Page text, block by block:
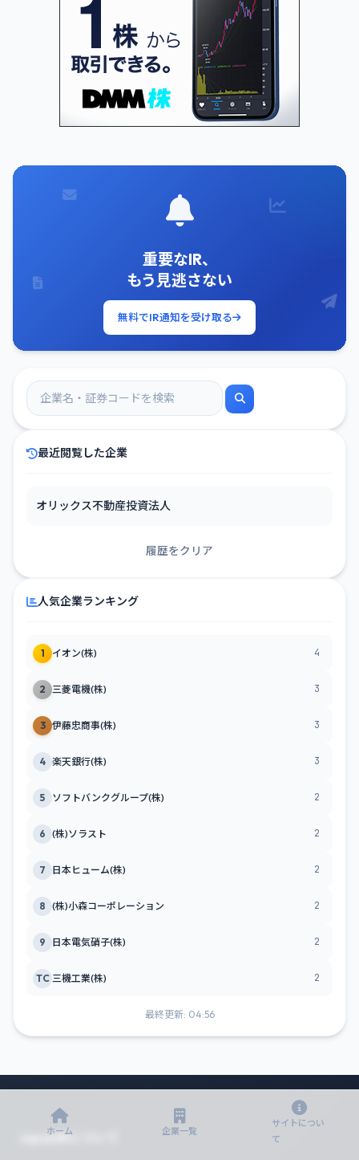
重要なIR、
もう見逃さない
無料でIR通知を受け取る
最近閲覧した企業
オリックス不動産投資法人
履歴をクリア
人気企業ランキング
1 イオン(株) 4
2 三菱電機(株) 3
3 伊藤忠商事(株) 3
4 楽天銀行(株) 3
5 ソフトバンクグループ(株) 2
6 (株)ソラスト 2
7 日本ヒューム(株) 2
8 (株)小森コーポレーション 2
9 日本電気硝子(株) 2
TC 三機工業(株) 2
最終更新: 04:56
JapanIRについて
ホーム 企業一覧
サイトについ
て